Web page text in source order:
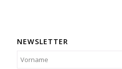
NEWSLETTER